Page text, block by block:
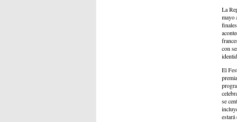
La
mayo
con
El
se